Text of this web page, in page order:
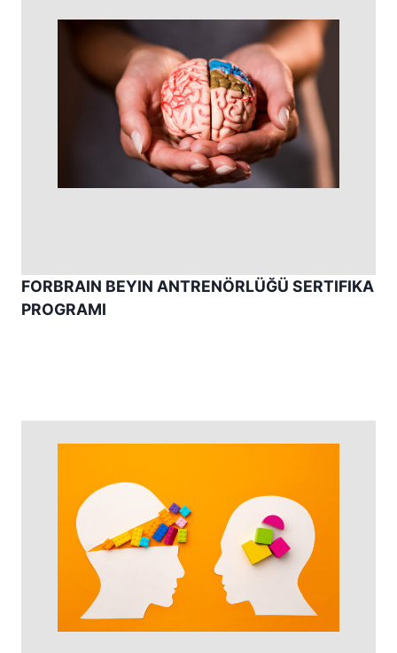
FORBRAIN BEYIN ANTRENÖRLÜĞÜ SERTIFIKA
PROGRAMI